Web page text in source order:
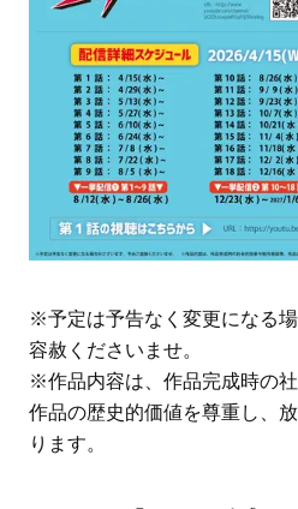
※予定は予告なく変更になる
容赦くださいませ。
※作品内容は、作品完成時の社
作品の歴史的価値を尊重し、
ります。